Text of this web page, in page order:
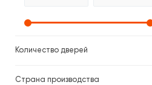
Количество дверей
Страна производства